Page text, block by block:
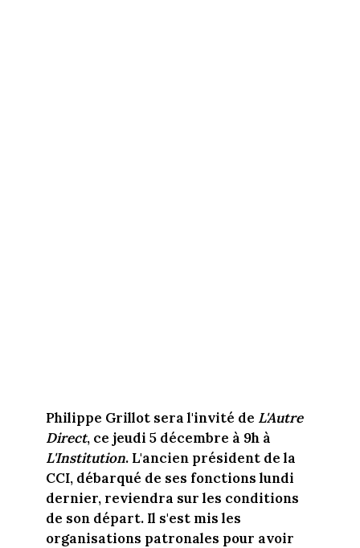
Philippe Grillot sera l'invité de L'Autre
Direct, ce jeudi 5 décembre à 9h à
L'Institution. L'ancien président de la
CCI, débarqué de ses fonctions lundi
dernier, reviendra sur les conditions
de son départ. Il s'est mis les
organisations patronales pour avoir